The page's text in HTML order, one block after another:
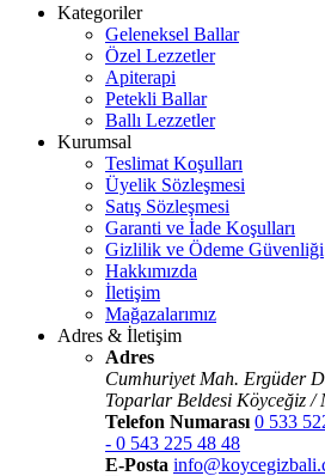
Kategoriler
Geleneksel Ballar
Özel Lezzetler
Apiterapi
Petekli Ballar
Ballı Lezzetler
Kurumsal
Teslimat Koşulları
Üyelik Sözleşmesi
Satış Sözleşmesi
Garanti ve İade Koşulları
Gizlilik ve Ödeme Güvenliği
Hakkımızda
İletişim
Mağazalarımız
Adres & İletişim
Adres
Cumhuriyet Mah. Ergüder
Toparlar Beldesi Köyceğiz /
Telefon Numarası 0 533
- 0 543 225 48 48
E-Posta